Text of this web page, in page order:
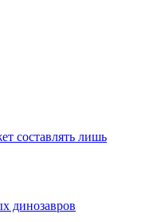
составлять лишь
динозавров